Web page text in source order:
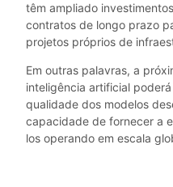
têm ampliado
contratos de longo prazo
projetos próprios de
Em outras palavras, a
inteligência artificial
qualidade dos modelos
capacidade de fornecer a
los operando em escala